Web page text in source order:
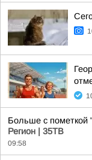
Больше с пометкой
Регион | 35ТВ
09:58